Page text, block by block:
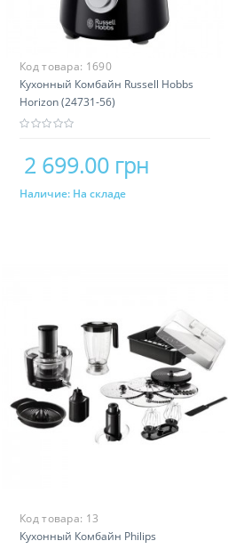
Код товара: 1690
Кухонный Комбайн Russell Hobbs
Horizon (24731-56)
2 699.00 грн
Купить
Наличие: На складе
Код товара: 13
Кухонный Комбайн Philips